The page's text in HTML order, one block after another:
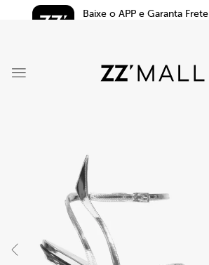
Baixe o APP e Garanta Frete